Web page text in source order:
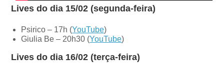
Lives do dia 15/02 (segunda-feira)
Psirico – 17h (YouTube)
Giulia Be – 20h30 (YouTube)
Lives do dia 16/02 (terça-feira)